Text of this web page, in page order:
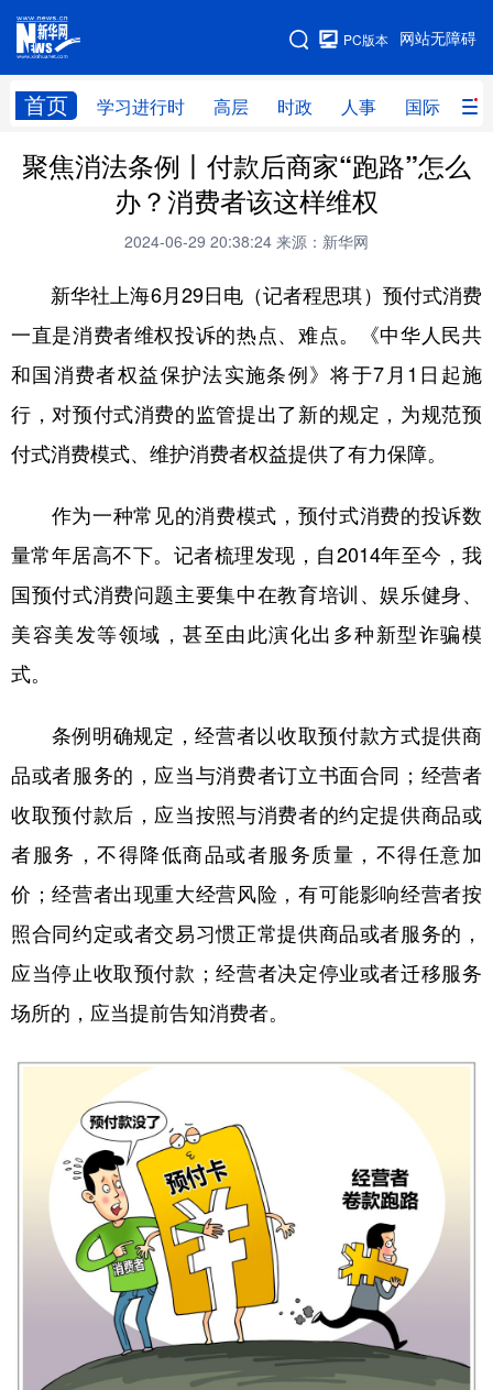
网站无障碍
PC版本
首页 学习进行时 高层 时政 人事 国际 财
网站地图
学习进行时 高层 时政 人事
财经 网评
科技 科创 量子 体育
文化 书画 健康 军事
法律 中央文件 金融 汽车
能源
彩票 娱乐 时尚 悦读
地方频道
北京 天津 河北 山西
辽宁 吉林 上海 江苏
浙江 安徽 福建 江西
陕西 甘肃 宁夏
新疆 内蒙古
多语种频道
English Español Français
Русский язык 한국어
聚焦消法条例丨付款后商家“跑路”怎么
办？消费者该这样维权
2024-06-29 20:38:24 来源：新华网
新华社上海6月29日电（记者程思琪）预付式消费
一直是消费者维权投诉的热点、难点。《中华人民共
和国消费者权益保护法实施条例》将于7月1日起施
行，对预付式消费的监管提出了新的规定，为规范预
付式消费模式、维护消费者权益提供了有力保障。
作为一种常见的消费模式，预付式消费的投诉数
量常年居高不下。记者梳理发现，自2014年至今，我
国预付式消费问题主要集中在教育培训、娱乐健身、
美容美发等领域，甚至由此演化出多种新型诈骗模
式。
条例明确规定，经营者以收取预付款方式提供商
品或者服务的，应当与消费者订立书面合同；经营者
收取预付款后，应当按照与消费者的约定提供商品或
者服务，不得降低商品或者服务质量，不得任意加
价；经营者出现重大经营风险，有可能影响经营者按
照合同约定或者交易习惯正常提供商品或者服务的，
应当停止收取预付款；经营者决定停业或者迁移服务
场所的，应当提前告知消费者。